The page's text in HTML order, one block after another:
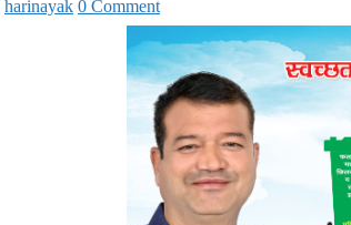
harinayak 0 Comment